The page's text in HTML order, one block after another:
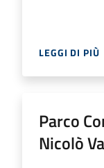
LEGGI DI PIÙ
Parco
Nicolò